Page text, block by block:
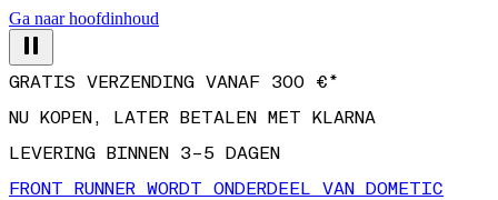
Ga naar hoofdinhoud
NU KOPEN, LATER BETALEN MET KLARNA
LEVERING BINNEN 3–5 DAGEN
FRONT RUNNER WORDT ONDERDEEL VAN DOMETIC
GRATIS VERZENDING VANAF 300 €*